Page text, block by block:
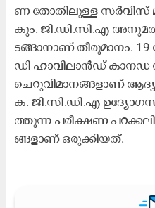
ണ തോ​തി​ലു​ള്ള സ​ർ​വി​സ്​
കും. ജി.​ഡി.​സി.​എ
ട​ങ്ങാ​നാ​ണ്​ തീ​രു​മാ​നം.
ഡി ​ഹാ​വി​ലാ​ൻ​ഡ് കാ​ന​ഡ
ചെ​റു​വി​മാ​ന​ങ്ങ​ളാ​ണ്​
ക. ജി.​സി.​ഡി.​എ
ത്തു​ന്ന പ​രീ​ക്ഷ​ണ
ങ്ങ​ളാ​ണ്​ ഒ​രു​ക്കി​യ​ത്.